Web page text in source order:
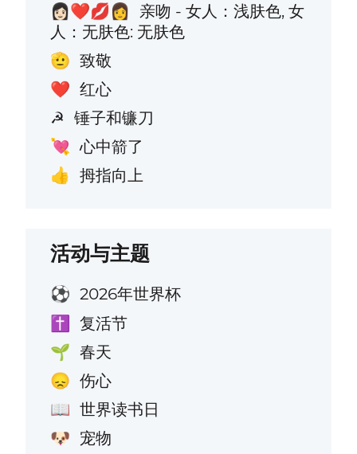
👩🏻‍❤️‍💋‍👩
亲吻 - 女人：浅肤色, 女
人：无肤色: 无肤色
🫡 致敬
❤️ 红心
☭ 锤子和镰刀
💘 心中箭了
👍 拇指向上
活动与主题
⚽ 2026年世界杯
✝️ 复活节
🌱 春天
😞 伤心
📖 世界读书日
🐶 宠物